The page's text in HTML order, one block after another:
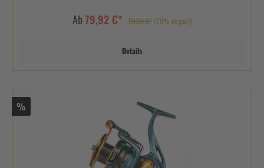
Ab79,92 €* 99,90 €* (20% gespart)
Details
%